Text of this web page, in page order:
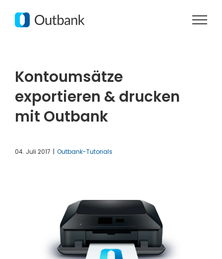
Inhalt
springen
Kontoumsätze
exportieren & drucken
mit Outbank
04. Juli 2017 | Outbank-Tutorials